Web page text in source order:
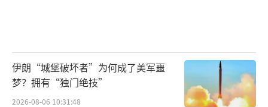
伊朗“城堡破坏者”为何成了美军噩
梦？拥有“独门绝技”
2026-08-06 10:31:48